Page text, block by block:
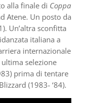
alla finale di Coppa
Atene. Un posto da
Un’altra sconfitta
italiana a
internazionale
selezione
prima di tentare
(1983- ‘84).